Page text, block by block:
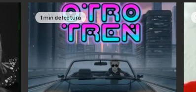
1 min de lectura